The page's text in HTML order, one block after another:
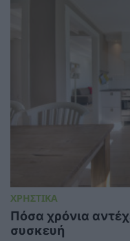
ΧΡΗΣΤΙΚΑ
Πόσα χρόνια
συσκευή